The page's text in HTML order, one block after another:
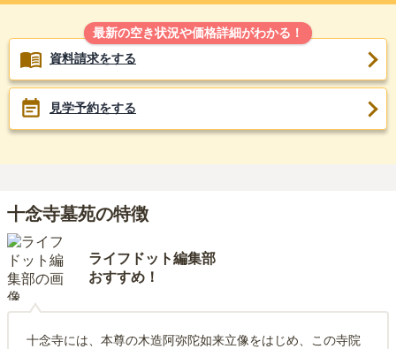
最新の空き状況や価格詳細がわかる！
資料請求をする
見学予約をする
十念寺墓苑の特徴
ライフドット編集部
おすすめ！
十念寺には、本尊の木造阿弥陀如来立像をはじめ、この寺院